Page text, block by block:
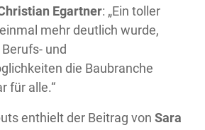
Egartner: „Ein toller
mehr deutlich wurde,
und
die Baubranche
für alle.“
enthielt der Beitrag von Sara